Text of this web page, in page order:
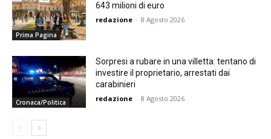
Prima Pagina
643 milioni di euro
redazione - 8 Agosto 2026
Cronaca/Politica
Sorpresi a rubare in una villetta: tentano di
investire il proprietario, arrestati dai
carabinieri
redazione - 8 Agosto 2026